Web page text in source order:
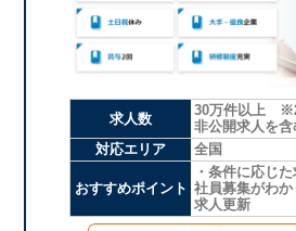
求人数
30万件以上
非公開求人を含
対応エリア
全国
おすすめポイント
・条件に応じ
社員募集がわ
求人更新